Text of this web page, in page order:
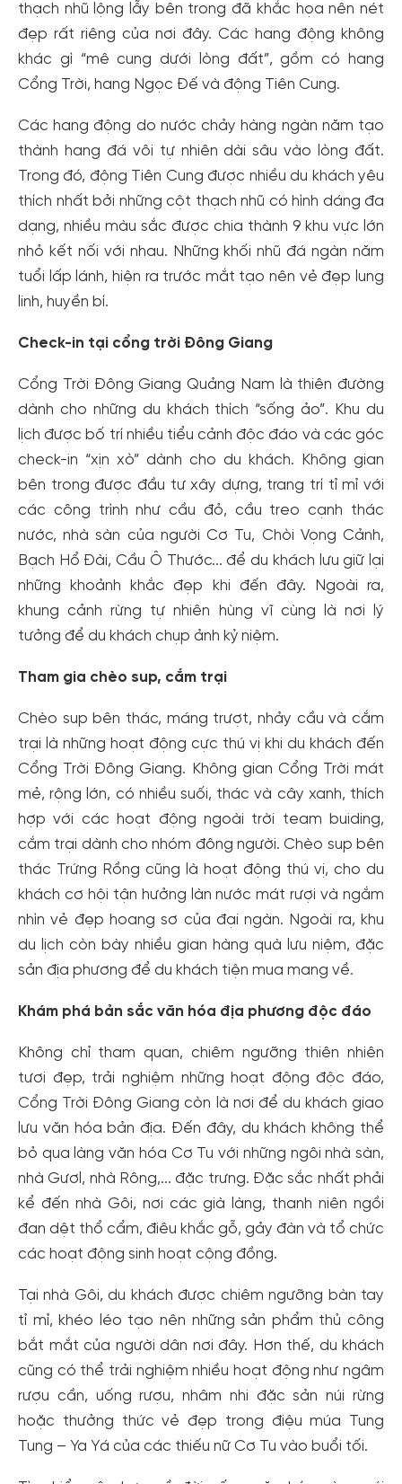
thạch nhũ lộng lẫy bên trong đã khắc họa nên nét
đẹp rất riêng của nơi đây. Các hang động không
khác gì “mê cung dưới lòng đất”, gồm có hang
Cổng Trời, hang Ngọc Đế và động Tiên Cung.
Các hang động do nước chảy hàng ngàn năm tạo
thành hang đá vôi tự nhiên dài sâu vào lòng đất.
Trong đó, động Tiên Cung được nhiều du khách yêu
thích nhất bởi những cột thạch nhũ có hình dáng đa
dạng, nhiều màu sắc được chia thành 9 khu vực lớn
nhỏ kết nối với nhau. Những khối nhũ đá ngàn năm
tuổi lấp lánh, hiện ra trước mắt tạo nên vẻ đẹp lung
linh, huyền bí.
Check-in tại cổng trời Đông Giang
Cổng Trời Đông Giang Quảng Nam là thiên đường
dành cho những du khách thích “sống ảo”. Khu du
lịch được bố trí nhiều tiểu cảnh độc đáo và các góc
check-in “xịn xò” dành cho du khách. Không gian
bên trong được đầu tư xây dựng, trang trí tỉ mỉ với
các công trình như cầu đỏ, cầu treo cạnh thác
nước, nhà sàn của người Cơ Tu, Chòi Vọng Cảnh,
Bạch Hổ Đài, Cầu Ô Thước... để du khách lưu giữ lại
những khoảnh khắc đẹp khi đến đây. Ngoài ra,
khung cảnh rừng tự nhiên hùng vĩ cùng là nơi lý
tưởng để du khách chụp ảnh kỷ niệm.
Tham gia chèo sup, cắm trại
Chèo sup bên thác, máng trượt, nhảy cầu và cắm
trại là những hoạt động cực thú vị khi du khách đến
Cổng Trời Đông Giang. Không gian Cổng Trời mát
mẻ, rộng lớn, có nhiều suối, thác và cây xanh, thích
hợp với các hoạt động ngoài trời team buiding,
cắm trại dành cho nhóm đông người. Chèo sup bên
thác Trứng Rồng cũng là hoạt động thú vị, cho du
khách cơ hội tận hưởng làn nước mát rượi và ngắm
nhìn vẻ đẹp hoang sơ của đại ngàn. Ngoài ra, khu
du lịch còn bày nhiều gian hàng quà lưu niệm, đặc
sản địa phương để du khách tiện mua mang về.
Khám phá bản sắc văn hóa địa phương độc đáo
Không chỉ tham quan, chiêm ngưỡng thiên nhiên
tươi đẹp, trải nghiệm những hoạt động độc đáo,
Cổng Trời Đông Giang còn là nơi để du khách giao
lưu văn hóa bản địa. Đến đây, du khách không thể
bỏ qua làng văn hóa Cơ Tu với những ngôi nhà sàn,
nhà Gươl, nhà Rông,... đặc trưng. Đặc sắc nhất phải
kể đến nhà Gôi, nơi các già làng, thanh niên ngồi
đan dệt thổ cẩm, điêu khắc gỗ, gảy đàn và tổ chức
các hoạt động sinh hoạt cộng đồng.
Tại nhà Gôi, du khách được chiêm ngưỡng bàn tay
tỉ mỉ, khéo léo tạo nên những sản phẩm thủ công
bắt mắt của người dân nơi đây. Hơn thế, du khách
cũng có thể trải nghiệm nhiều hoạt động như ngâm
rượu cần, uống rượu, nhâm nhi đặc sản núi rừng
hoặc thưởng thức vẻ đẹp trong điệu múa Tung
Tung – Ya Yá của các thiếu nữ Cơ Tu vào buổi tối.
Tạo tài khoản nhanh - nhận nhiều ưu
đãi!
Tạo tài khoản để có thể nhận ngay các ưu đãi hấp dẫn